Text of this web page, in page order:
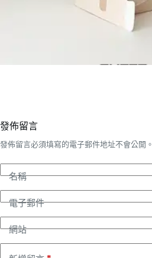
發佈留言
發佈留言必須填寫的電子郵件地址不會公開。
名稱
電子郵件
網站